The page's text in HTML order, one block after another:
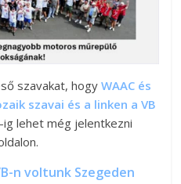
szavakat, hogyWAAC és
szavai és a linken a VB
ig lehet még jelentkezni
n voltunk Szegeden